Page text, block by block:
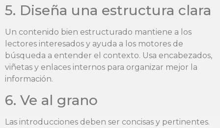
5. Diseña una estructura clara
Un contenido bien estructurado mantiene a los
lectores interesados y ayuda a los motores de
búsqueda a entender el contexto. Usa encabezados,
viñetas y enlaces internos para organizar mejor la
información.
6. Ve al grano
Las introducciones deben ser concisas y pertinentes.